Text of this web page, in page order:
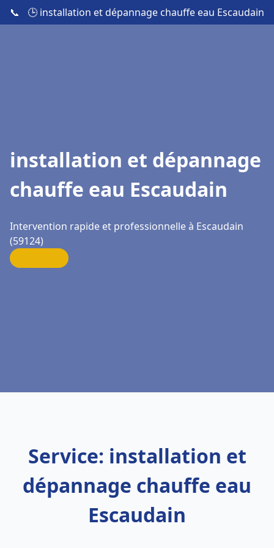
📞 🕒 installation et dépannage chauffe eau Escaudain
installation et dépannage
chauffe eau Escaudain
Intervention rapide et professionnelle à Escaudain
(59124)
Service: installation et
dépannage chauffe eau
Escaudain